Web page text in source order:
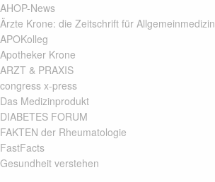
AHOP-News
Ärzte Krone: die Zeitschrift für Allgemeinmedizin
APOKolleg
Apotheker Krone
ARZT & PRAXIS
congress x-press
Das Medizinprodukt
DIABETES FORUM
FAKTEN der Rheumatologie
FastFacts
Gesundheit verstehen